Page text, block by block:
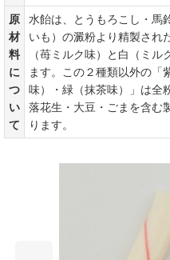
原
材
料
に
つ
い
て
水飴は、とうもろこし・馬
いも）の澱粉より精製され
（苺ミルク味）と白（ミ
ます。この２種類以外の「
味）・緑（抹茶味）」は全
落花生・大豆・ごまを含む
ります。